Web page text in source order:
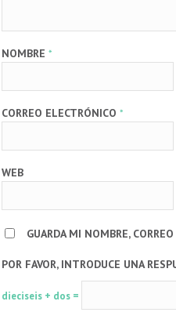
NOMBRE *
CORREO ELECTRÓNICO *
WEB
GUARDA MI NOMBRE,
POR FAVOR, INTRODUCE UNA
dieciseis + dos =